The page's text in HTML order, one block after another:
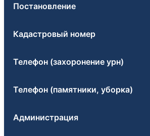
Постановление
Кадастровый номер
Телефон (захоронение урн)
Телефон (памятники, уборка)
Администрация